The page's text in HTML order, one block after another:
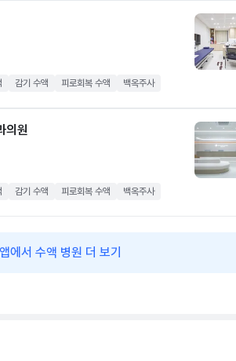
감기 수액 피로회복 수액 백옥주사
의원
감기 수액 피로회복 수액 백옥주사
앱에서 수액 병원 더 보기